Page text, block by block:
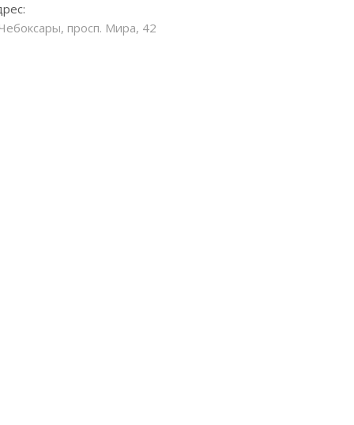
просп. Мира, 42